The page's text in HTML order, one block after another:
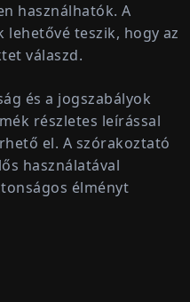
használhatók. A
teszik, hogy az
válaszd.
és a jogszabályok
részletes leírással
el. A szórakoztató
használatával
élményt